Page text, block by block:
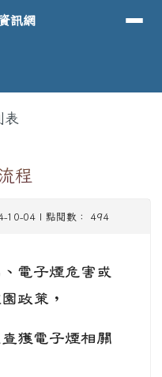
等學校全球資
訊網
表
程
10-04 | 點閱數： 494
電子煙危害或
政策，
獲電子煙相關